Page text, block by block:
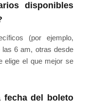
disponibles
(por ejemplo,
las 6 am, otras desde
elige el que mejor se
fecha del boleto